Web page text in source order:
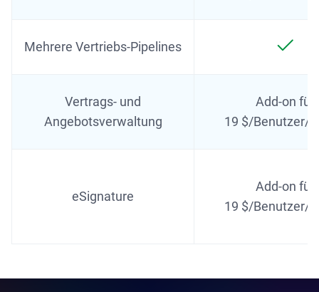
Mehrere Vertriebs-Pipelines
Vertrags- und
Angebotsverwaltung
Add-on für
19 $/Benutzer/
eSignature
Add-on für
19 $/Benutzer/